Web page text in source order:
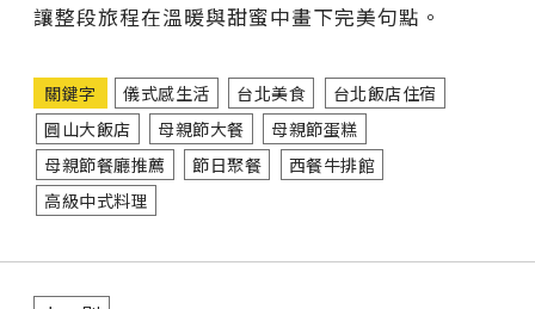
讓整段旅程在溫暖與甜蜜中畫下完美句點。
關鍵字 儀式感生活 台北美食
台北飯店住宿
圓山大飯店
母親節大餐
母親節蛋糕
母親節餐廳推薦
節日聚餐
西餐牛排館
高級中式料理